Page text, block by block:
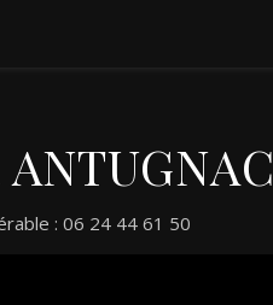
: 06 24 44 61 50